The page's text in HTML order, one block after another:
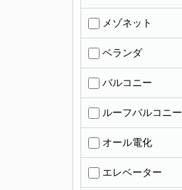
メゾネット
ベランダ
バルコニー
ルーフバルコニー
オール電化
エレベーター